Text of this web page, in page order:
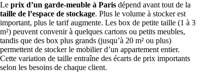
Le prix d’un garde-meuble à Paris dépend avant tout de la
taille de l’espace de stockage. Plus le volume à stocker est
important, plus le tarif augmente. Les box de petite taille (1 à 3
m²) peuvent convenir à quelques cartons ou petits meubles,
tandis que des box plus grands (jusqu’à 20 m² ou plus)
permettent de stocker le mobilier d’un appartement entier.
Cette variation de taille entraîne des écarts de prix importants
selon les besoins de chaque client.